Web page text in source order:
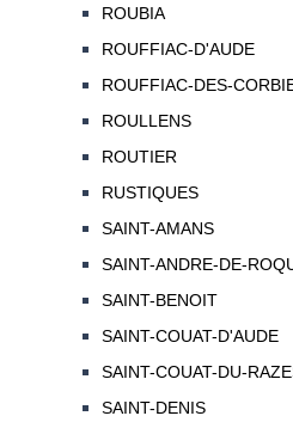
ROUBIA
ROUFFIAC-D'AUDE
ROUFFIAC-DES-
ROULLENS
ROUTIER
RUSTIQUES
SAINT-AMANS
SAINT-ANDRE-DE-
SAINT-BENOIT
SAINT-COUAT-D'AUDE
SAINT-COUAT-DU-
SAINT-DENIS